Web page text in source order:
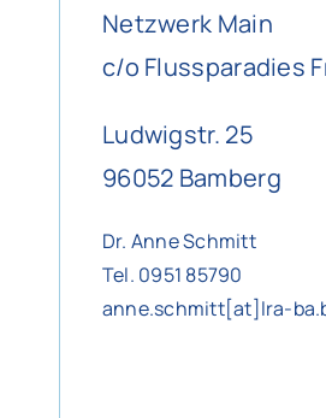
Netzwerk Main
c/o Flussparadies
Ludwigstr. 25
96052 Bamberg
Dr. Anne Schmitt
Tel. 0951 85790
anne.schmitt[at]lra-